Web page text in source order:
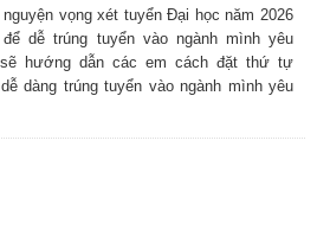
vọng xét tuyển Đại học năm 2026
dễ trúng tuyển vào ngành mình yêu
sẽ hướng dẫn các em cách đặt thứ tự
dàng trúng tuyển vào ngành mình yêu